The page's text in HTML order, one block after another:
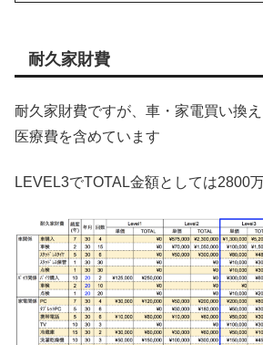
耐久家財費
耐久家財費ですが、車・家電買い換
医療費を含めています
LEVEL3でTOTAL金額としては2800